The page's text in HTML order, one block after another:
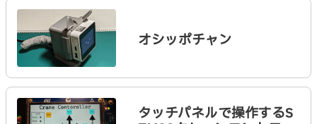
オシッポチャン
タッチパネルで操作するS